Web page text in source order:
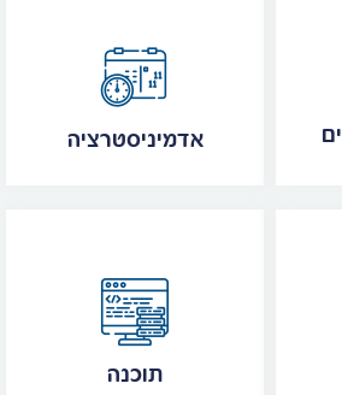
אדמיניסטרציה
תוכנה